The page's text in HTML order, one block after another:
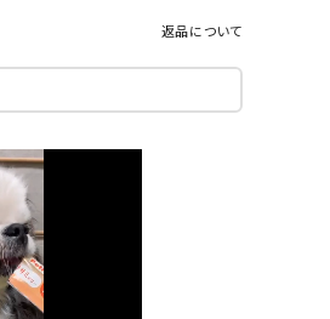
返品について